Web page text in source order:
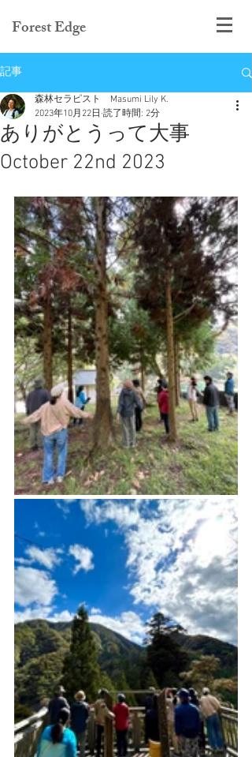
Forest Edge
記事
ありがとうって大事
October 22nd 2023
森林セラピスト Masumi Lily K.
2023年10月22日 読了時間: 2分